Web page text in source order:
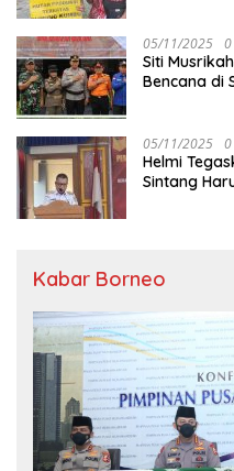
05/11/2025
Siti
Bencana di
05/11/2025
Helmi
Sintang
Kabar Borneo